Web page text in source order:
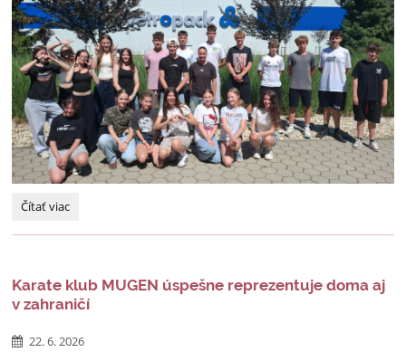
„Všade
doma
vo
Vetropack
Čítať viac
Karate klub MUGEN úspešne reprezentuje doma aj
v zahraničí
22. 6. 2026